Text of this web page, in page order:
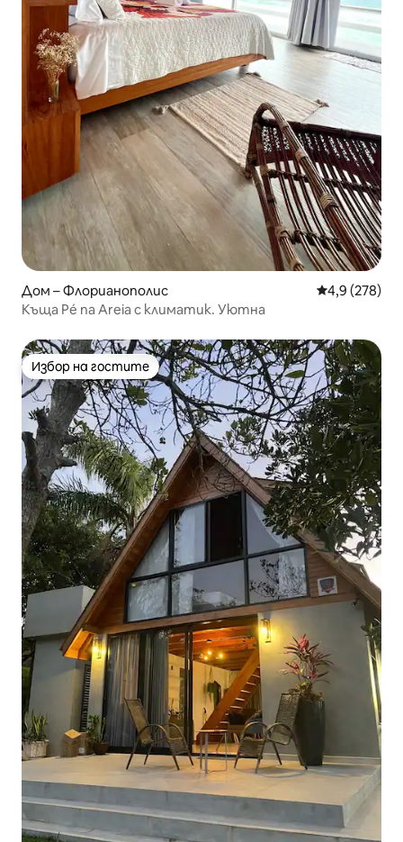
Дом – Флорианополис Средна
4,9 (278)
Къща Pé na Areia с климатик. Уютна
Избор на гостите
Избор на гостите